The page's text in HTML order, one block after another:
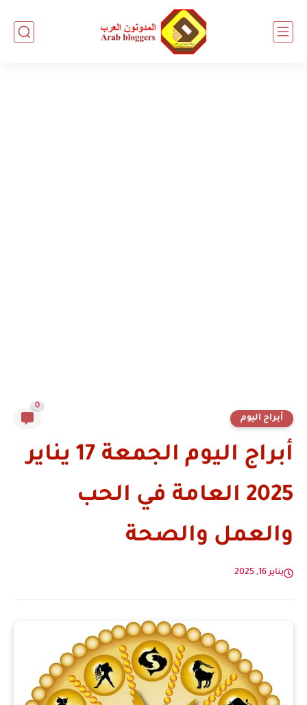
أبراج اليوم
0
أبراج اليوم الجمعة 17 يناير
2025 العامة في الحب
والعمل والصحة
يناير 16, 2025